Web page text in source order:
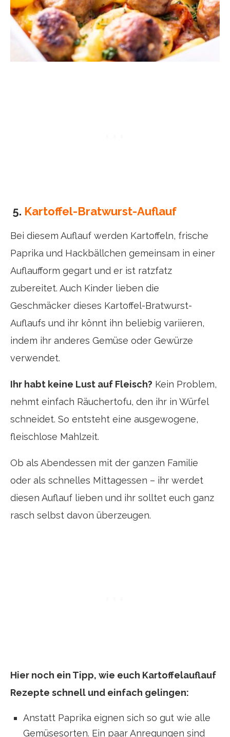
5. Kartoffel-Bratwurst-Auflauf
Bei diesem Auflauf werden Kartoffeln, frische
Paprika und Hackbällchen gemeinsam in einer
Auflaufform gegart und er ist ratzfatz
zubereitet. Auch Kinder lieben die
Geschmäcker dieses Kartoffel-Bratwurst-
Auflaufs und ihr könnt ihn beliebig variieren,
indem ihr anderes Gemüse oder Gewürze
verwendet.
Ihr habt keine Lust auf Fleisch? Kein Problem,
nehmt einfach Räuchertofu, den ihr in Würfel
schneidet. So entsteht eine ausgewogene,
fleischlose Mahlzeit.
Ob als Abendessen mit der ganzen Familie
oder als schnelles Mittagessen – ihr werdet
diesen Auflauf lieben und ihr solltet euch ganz
rasch selbst davon überzeugen.
Hier noch ein Tipp, wie euch Kartoffelauflauf
Rezepte schnell und einfach gelingen:
Anstatt Paprika eignen sich so gut wie alle
Gemüsesorten. Ein paar Anregungen sind